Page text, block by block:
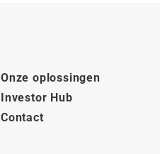
Onze oplossingen
Investor Hub
Contact